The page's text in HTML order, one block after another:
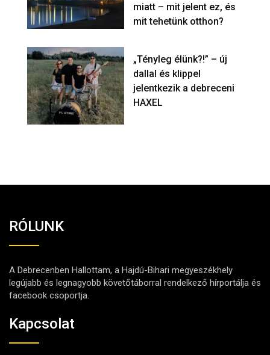
miatt – mit jelent ez, és
mit tehetünk otthon?
„Tényleg élünk?!” – új
dallal és klippel
jelentkezik a debreceni
HAXEL
RÓLUNK
A Debrecenben Hallottam, a Hajdú-Bihari megyeszékhely
legújabb és legnagyobb követőtáborral rendelkező hírportálja és
facebook csoportja.
Kapcsolat